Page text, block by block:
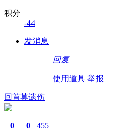
积分
-44
发消息
回复
使用道具 举报
回首莫遗伤
0 0 455